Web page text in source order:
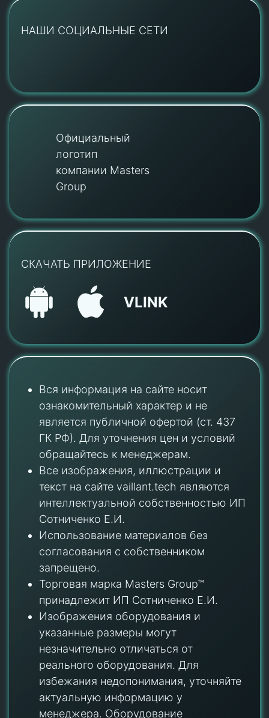
НАШИ СОЦИАЛЬНЫЕ СЕТИ
Официальный
логотип
компании Masters
Group
СКАЧАТЬ ПРИЛОЖЕНИЕ
VLINK
Вся информация на сайте носит
ознакомительный характер и не
является публичной офертой (ст. 437
ГК РФ). Для уточнения цен и условий
обращайтесь к менеджерам.
Все изображения, иллюстрации и
текст на сайте vaillant.tech являются
интеллектуальной собственностью ИП
Сотниченко Е.И.
Использование материалов без
согласования с собственником
запрещено.
Торговая марка Masters Group™
принадлежит ИП Сотниченко Е.И.
Изображения оборудования и
указанные размеры могут
незначительно отличаться от
реального оборудования. Для
избежания недопонимания, уточняйте
актуальную информацию у
менеджера. Оборудование